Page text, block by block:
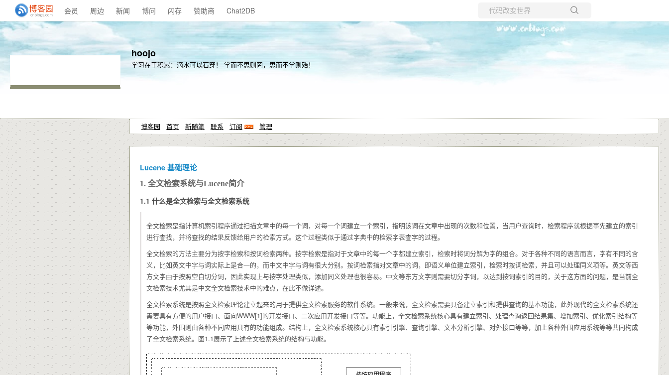
会员 周边 新闻 博问 闪存 赞助商 Chat2DB
所有博客
当前博客
hoojo
学习在于积累：滴水可以石穿！ 学而不思则罔，思而不学则殆！
博客园 首页 新随笔 联系 订阅 管理
Lucene 基础理论
1. 全文检索系统与Lucene简介
1.1 什么是全文检索与全文检索系统
全文检索是指计算机索引程序通过扫描文章中的每一个词，对每一个词建立一个索引，指明该词在文章中出现的次数和位置，当用户查询时，检索程序就根据事先建立的索引
进行查找，并将查找的结果反馈给用户的检索方式。这个过程类似于通过字典中的检索字表查字的过程。
全文检索的方法主要分为按字检索和按词检索两种。按字检索是指对于文章中的每一个字都建立索引，检索时将词分解为字的组合。对于各种不同的语言而言，字有不同的含
义，比如英文中字与词实际上是合一的，而中文中字与词有很大分别。按词检索指对文章中的词，即语义单位建立索引，检索时按词检索，并且可以处理同义项等。英文等西
方文字由于按照空白切分词，因此实现上与按字处理类似，添加同义处理也很容易。中文等东方文字则需要切分字词，以达到按词索引的目的，关于这方面的问题，是当前全
文检索技术尤其是中文全文检索技术中的难点，在此不做详述。
全文检索系统是按照全文检索理论建立起来的用于提供全文检索服务的软件系统。一般来说，全文检索需要具备建立索引和提供查询的基本功能，此外现代的全文检索系统还
需要具有方便的用户接口、面向WWW[1]的开发接口、二次应用开发接口等等。功能上，全文检索系统核心具有建立索引、处理查询返回结果集、增加索引、优化索引结构等
等功能，外围则由各种不同应用具有的功能组成。结构上，全文检索系统核心具有索引引擎、查询引擎、文本分析引擎、对外接口等等，加上各种外围应用系统等等共同构成
了全文检索系统。图1.1展示了上述全文检索系统的结构与功能。